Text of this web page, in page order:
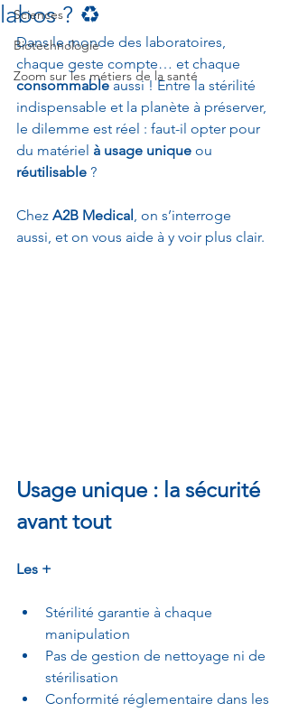
Sciences
Biotechnologie
Zoom sur les métiers de la santé
labos ? ♻️
Dans le monde des laboratoires,
chaque geste compte… et chaque
consommable aussi ! Entre la stérilité
indispensable et la planète à préserver,
le dilemme est réel : faut-il opter pour
du matériel à usage unique ou
réutilisable ?
Chez A2B Medical, on s’interroge
aussi, et on vous aide à y voir plus clair.
Usage unique : la sécurité
avant tout
Les +
Stérilité garantie à chaque
manipulation
Pas de gestion de nettoyage ni de
stérilisation
Conformité réglementaire dans les